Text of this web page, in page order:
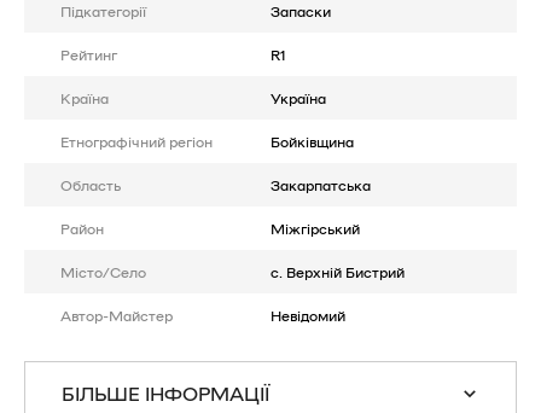
Підкатегорії Запаски
Рейтинг R1
Країна Україна
Етнографічний регіон Бойківщина
Область Закарпатська
Район Міжгірський
Місто/Село с. Верхній Бистрий
Автор-Майстер Невідомий
БІЛЬШЕ ІНФОРМАЦІЇ